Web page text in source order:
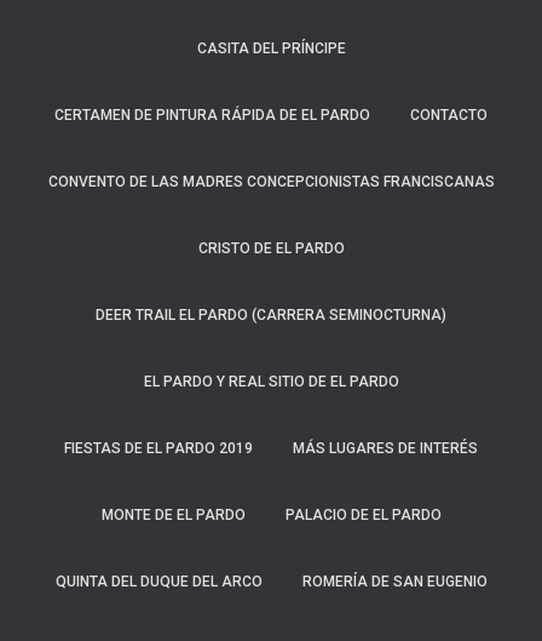
CASITA DEL PRÍNCIPE
CERTAMEN DE PINTURA RÁPIDA DE EL PARDO CONTACTO
CONVENTO DE LAS MADRES CONCEPCIONISTAS FRANCISCANAS
CRISTO DE EL PARDO
DEER TRAIL EL PARDO (CARRERA SEMINOCTURNA)
EL PARDO Y REAL SITIO DE EL PARDO
FIESTAS DE EL PARDO 2019 MÁS LUGARES DE INTERÉS
MONTE DE EL PARDO PALACIO DE EL PARDO
QUINTA DEL DUQUE DEL ARCO ROMERÍA DE SAN EUGENIO